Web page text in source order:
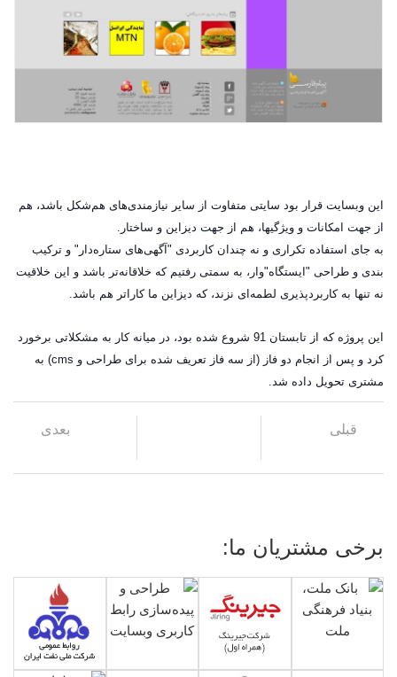
این وبسایت قرار بود سایتی متفاوت از سایر نیازمندی‌های هم‌شکل باشد، هم
از جهت امکانات و ویژگیها، هم از جهت دیزاین و ساختار.
به جای استفاده تکراری و نه چندان کاربردی "آگهی‌های ستاره‌دار" و ترکیب
بندی و طراحی "ایستگاه"وار، به سمتی رفتیم که خلاقانه‌تر باشد و این خلاقیت
نه تنها به کاربردپذیری لطمه‌ای نزند، که دیزاین ما کاراتر هم باشد.
این پروژه که از تابستان 91 شروع شده بود، در میانه کار به مشکلاتی برخورد
کرد و پس از انجام دو فاز (از سه فاز تعریف شده برای طراحی و cms) به
مشتری تحویل داده شد.
قبلی بعدی
برخی مشتریان ما: